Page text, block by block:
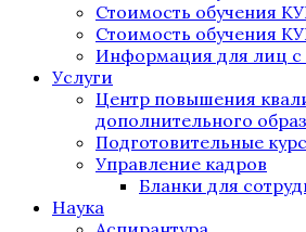
Стоимость обучения
Стоимость обучения
Информация для лиц
Услуги
Центр повышения
дополнительного
Подготовительные
Управление кадров
Бланки для
Наука